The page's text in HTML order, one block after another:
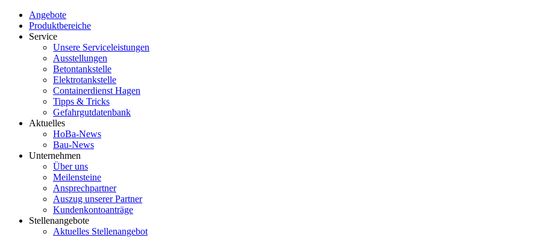
Angebote
Produktbereiche
Service
Unsere Serviceleistungen
Ausstellungen
Betontankstelle
Elektrotankstelle
Containerdienst Hagen
Tipps & Tricks
Gefahrgutdatenbank
Aktuelles
HoBa-News
Bau-News
Unternehmen
Über uns
Meilensteine
Ansprechpartner
Auszug unserer Partner
Kundenkontoanträge
Stellenangebote
Aktuelles Stellenangebot